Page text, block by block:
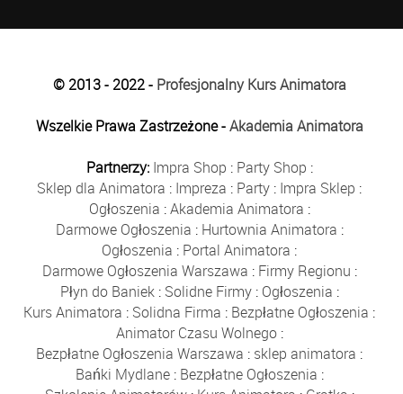
© 2013 - 2022 - Profesjonalny Kurs Animatora
Wszelkie Prawa Zastrzeżone -Akademia Animatora
Partnerzy: Impra Shop : Party Shop :
Sklep dla Animatora : Impreza : Party : Impra Sklep :
Ogłoszenia :Akademia Animatora :
Darmowe Ogłoszenia : Hurtownia Animatora :
Ogłoszenia : Portal Animatora :
Darmowe Ogłoszenia Warszawa : Firmy Regionu :
Płyn do Baniek: Solidne Firmy: Ogłoszenia :
Kurs Animatora : Solidna Firma : Bezpłatne Ogłoszenia :
Animator Czasu Wolnego:
Bezpłatne Ogłoszenia Warszawa : sklep animatora :
Bańki Mydlane: Bezpłatne Ogłoszenia :